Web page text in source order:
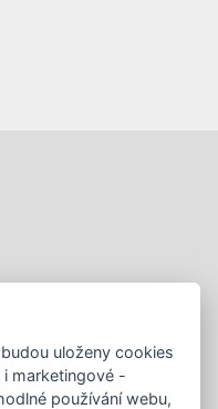
uloženy cookies
marketingové -
používání webu,